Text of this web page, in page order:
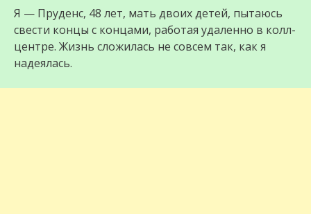
Я — Пруденс, 48 лет, мать двоих детей, пытаюсь
свести концы с концами, работая удаленно в колл-
центре. Жизнь сложилась не совсем так, как я
надеялась.